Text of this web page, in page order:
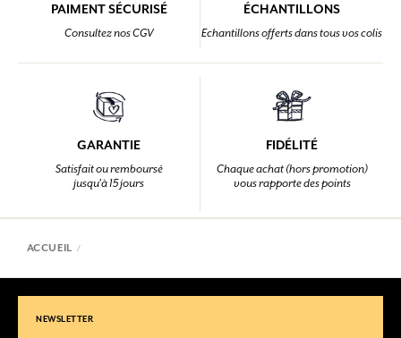
PAIMENT SÉCURISÉ
Consultez nos CGV
ÉCHANTILLONS
Echantillons offerts dans tous vos colis
GARANTIE
Satisfait ou remboursé
jusqu'à 15 jours
FIDÉLITÉ
Chaque achat (hors promotion)
vous rapporte des points
ACCUEIL
NEWSLETTER